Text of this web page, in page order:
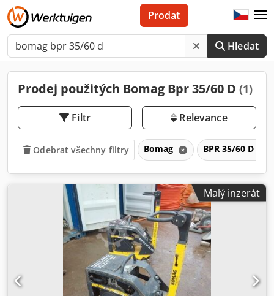
Hledat
Prodat
Prodej použitých Bomag Bpr 35/60 D (1)
Filtr Relevance
Odebrat všechny filtry Bomag BPR 35/60 D
Malý inzerát